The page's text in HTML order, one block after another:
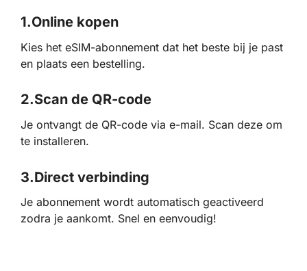
1.Online kopen
Kies het eSIM-abonnement dat het beste bij je past
en plaats een bestelling.
2.Scan de QR-code
Je ontvangt de QR-code via e-mail. Scan deze om
te installeren.
3.Direct verbinding
Je abonnement wordt automatisch geactiveerd
zodra je aankomt. Snel en eenvoudig!